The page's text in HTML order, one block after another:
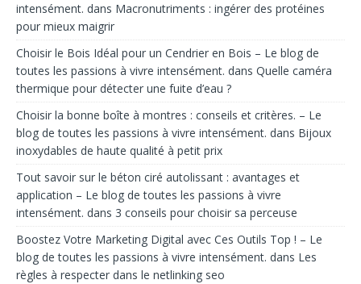
intensément. dans Macronutriments : ingérer des protéines
pour mieux maigrir
Choisir le Bois Idéal pour un Cendrier en Bois – Le blog de
toutes les passions à vivre intensément. dans Quelle caméra
thermique pour détecter une fuite d’eau ?
Choisir la bonne boîte à montres : conseils et critères. – Le
blog de toutes les passions à vivre intensément. dans Bijoux
inoxydables de haute qualité à petit prix
Tout savoir sur le béton ciré autolissant : avantages et
application – Le blog de toutes les passions à vivre
intensément. dans 3 conseils pour choisir sa perceuse
Boostez Votre Marketing Digital avec Ces Outils Top ! – Le
blog de toutes les passions à vivre intensément. dans Les
règles à respecter dans le netlinking seo